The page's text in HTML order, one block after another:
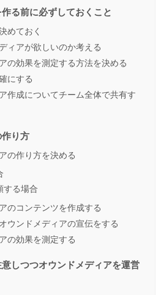
る前に必ずしておくこと
めておく
ィアが欲しいのか考える
の効果を測定する方法を決める
にする
作成についてチーム全体で共有す
り方
の作り方を決める
する場合
のコンテンツを作成する
ウンドメディアの宣伝をする
の効果を測定する
しつつオウンドメディアを運営